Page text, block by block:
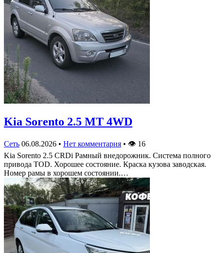
Kia Sorento 2.5 MT 4WD
Сеть 06.08.2026 • Нет комментария • 👁 16
Kia Sorento 2.5 CRDi Рамный внедорожник. Система полного
привода TOD. Хорошее состояние. Краска кузова заводская.
Номер рамы в хорошем состоянии.…